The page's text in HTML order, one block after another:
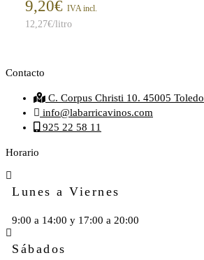
9,20€ IVA incl.
12,27€/litro
Contacto
C. Corpus Christi 10. 45005 Toledo
info@labarricavinos.com
925 22 58 11
Horario
Lunes a Viernes
9:00 a 14:00 y 17:00 a 20:00
Sábados